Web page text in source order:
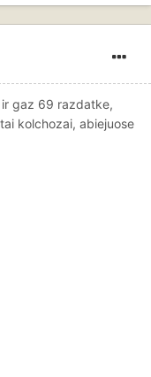
ir gaz 69 razdatke,
kolchozai, abiejuose